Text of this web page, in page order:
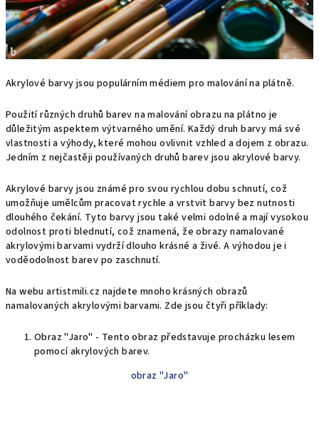
Akrylové barvy jsou populárním médiem pro malování na plátně.
Použití různých druhů barev na malování obrazu na plátno je
důležitým aspektem výtvarného umění. Každý druh barvy má své
vlastnosti a výhody, které mohou ovlivnit vzhled a dojem z obrazu.
Jedním z nejčastěji používaných druhů barev jsou akrylové barvy.
Akrylové barvy jsou známé pro svou rychlou dobu schnutí, což
umožňuje umělcům pracovat rychle a vrstvit barvy bez nutnosti
dlouhého čekání. Tyto barvy jsou také velmi odolné a mají vysokou
odolnost proti blednutí, což znamená, že obrazy namalované
akrylovými barvami vydrží dlouho krásné a živé. A výhodou je i
voděodolnost barev po zaschnutí.
Na webu artistmili.cz najdete mnoho krásných obrazů
namalovaných akrylovými barvami. Zde jsou čtyři příklady:
Obraz "Jaro" - Tento obraz představuje procházku lesem
pomocí akrylových barev.
obraz "Jaro"